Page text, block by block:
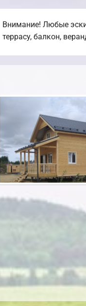
Внимание! Любые
террасу, балкон,